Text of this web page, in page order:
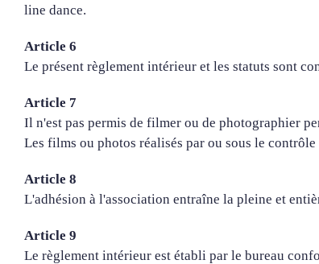
line dance.
Article 6
Le présent règlement intérieur et les statuts sont
Article 7
Il n'est pas permis de filmer ou de photographier
Les films ou photos réalisés par ou sous le
Article 8
L'adhésion à l'association entraîne la pleine et
Article 9
Le règlement intérieur est établi par le bureau